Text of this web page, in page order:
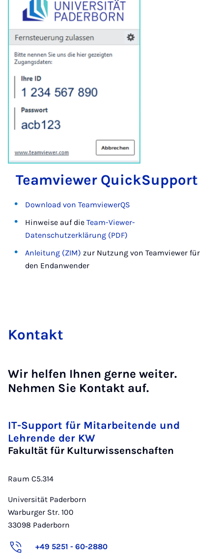
Team­view­er QuickS­up­port
Download von TeamviewerQS
Hinweise auf dieTeam-Viewer-
Datenschutzerklärung (PDF)
Anleitung (ZIM) zur Nutzung von Teamviewer für
den Endanwender
Kon­takt
Wir helfen Ihnen gerne weiter.
Nehmen Sie Kontakt auf.
IT-Support für Mitarbeitende und
Lehrende der KW
Fakultät für Kulturwissenschaften
Raum C5.314
Universität Paderborn
Warburger Str. 100
33098 Paderborn
+49 5251 - 60-2880